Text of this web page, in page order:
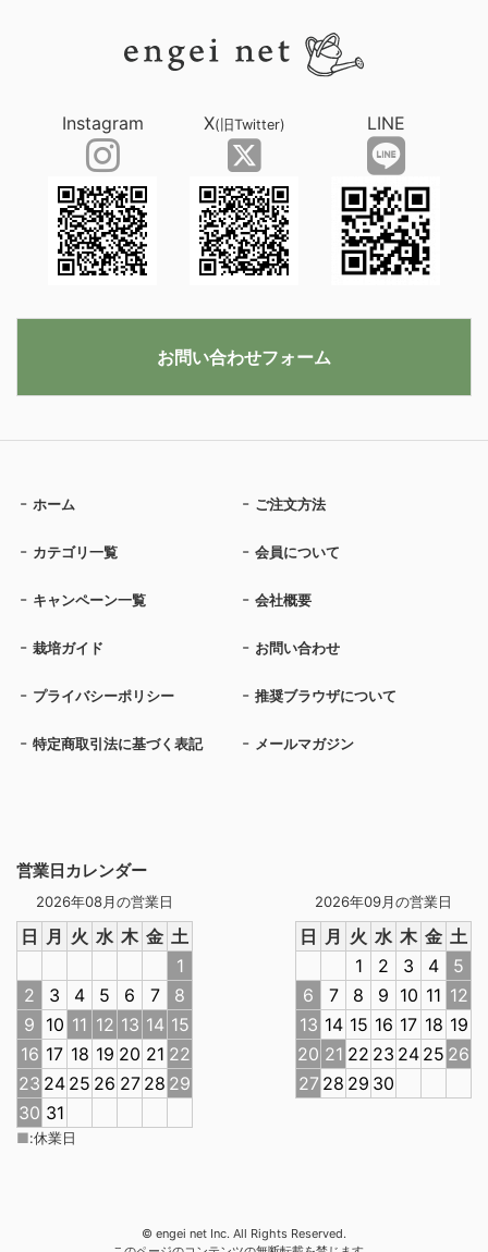
営業日カレンダー
2026年08月の営業日
日 月 火 水 木 金 土
1
2
3 4 5 6 7
8
9 10 11 12 13 14 15
16 17 18 19 20 21 22
23 24 25 26 27 28 29
30 31
2026年09月の営業日
日 月 火 水 木 金 土
1
2 3 4
5
6
7 8 9 10 11 12
13 14 15 16 17 18 19
20 21 22 23 24 25 26
27 28 29 30
■:休業日
ホーム ご注文方法
カテゴリ一覧 会員について
キャンペーン一覧 会社概要
栽培ガイド お問い合わせ
プライバシーポリシー 推奨ブラウザについて
特定商取引法に基づく表記 メールマガジン
Instagram X(旧Twitter) LINE
お問い合わせフォーム
© engei net Inc. All Rights Reserved.